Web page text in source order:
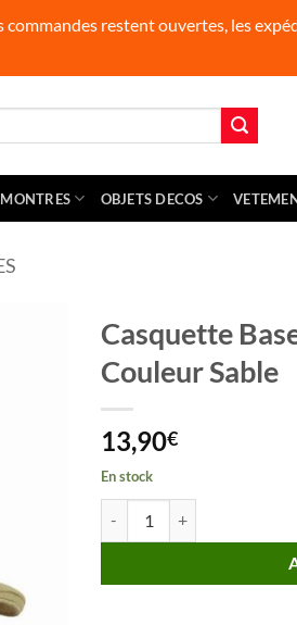
commandes restent ouvertes, les
MONTRES OBJETS DECOS
Casquette
Couleur Sable
13,90€
En stock